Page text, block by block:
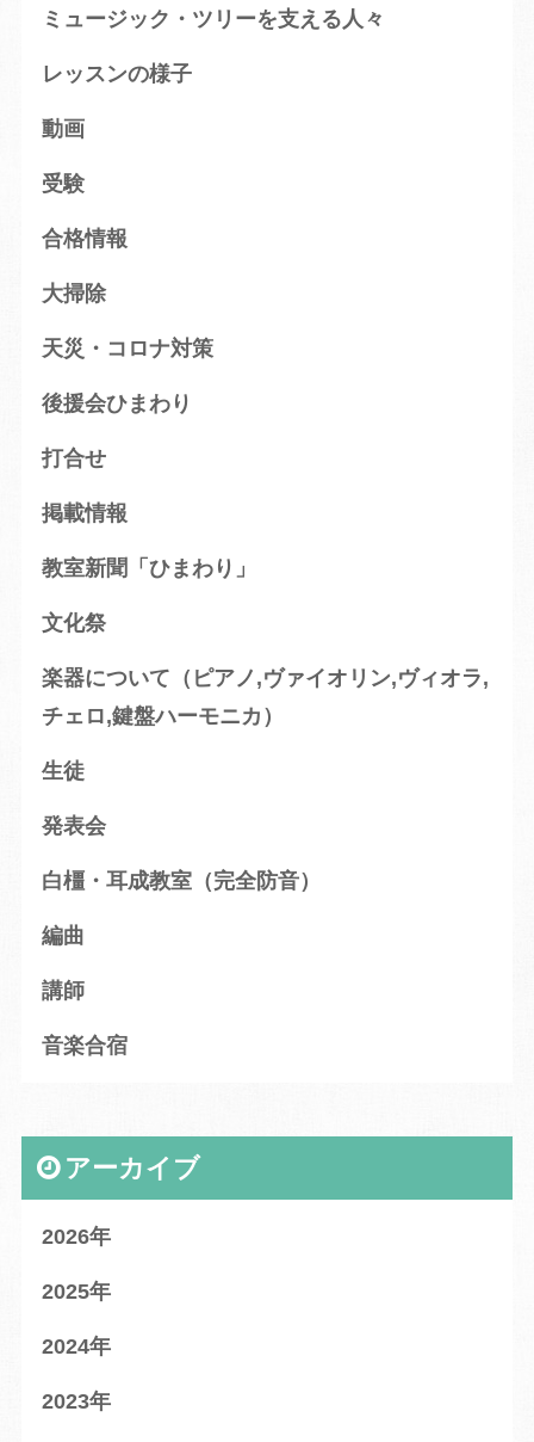
ミュージック・ツリーを支える人々
レッスンの様子
動画
受験
合格情報
大掃除
天災・コロナ対策
後援会ひまわり
打合せ
掲載情報
教室新聞「ひまわり」
文化祭
楽器について（ピアノ,ヴァイオリン,ヴィオラ,
チェロ,鍵盤ハーモニカ）
生徒
発表会
白橿・耳成教室（完全防音）
編曲
講師
音楽合宿
アーカイブ
2026
2025
2024
2023